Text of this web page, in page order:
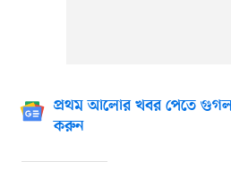
প্রথম আলোর খবর পেতে
করুন